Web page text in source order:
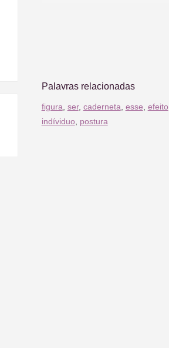
Palavras relacionadas
figura ser, caderneta esse efeito,
indíviduo, postura